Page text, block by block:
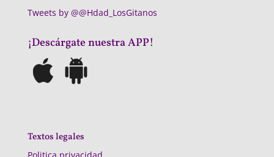
Tweets by @@Hdad_LosGitanos
¡Descárgate nuestra APP!
Textos legales